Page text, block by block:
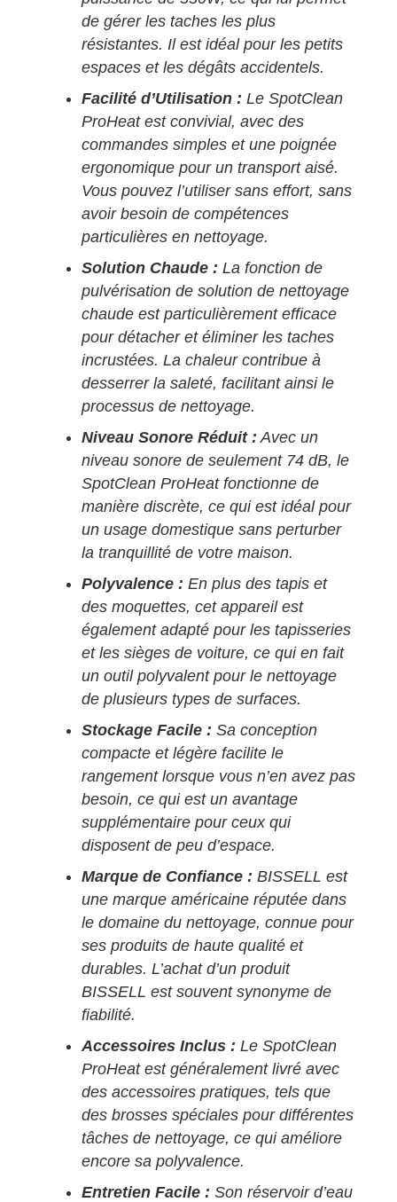
de gérer les taches les plus
résistantes. Il est idéal pour les petits
espaces et les dégâts accidentels.
Facilité d’Utilisation : Le SpotClean
ProHeat est convivial, avec des
commandes simples et une poignée
ergonomique pour un transport aisé.
Vous pouvez l’utiliser sans effort, sans
avoir besoin de compétences
particulières en nettoyage.
Solution Chaude : La fonction de
pulvérisation de solution de nettoyage
chaude est particulièrement efficace
pour détacher et éliminer les taches
incrustées. La chaleur contribue à
desserrer la saleté, facilitant ainsi le
processus de nettoyage.
Niveau Sonore Réduit : Avec un
niveau sonore de seulement 74 dB, le
SpotClean ProHeat fonctionne de
manière discrète, ce qui est idéal pour
un usage domestique sans perturber
la tranquillité de votre maison.
Polyvalence : En plus des tapis et
des moquettes, cet appareil est
également adapté pour les tapisseries
et les sièges de voiture, ce qui en fait
un outil polyvalent pour le nettoyage
de plusieurs types de surfaces.
Stockage Facile : Sa conception
compacte et légère facilite le
rangement lorsque vous n’en avez pas
besoin, ce qui est un avantage
supplémentaire pour ceux qui
disposent de peu d’espace.
Marque de Confiance : BISSELL est
une marque américaine réputée dans
le domaine du nettoyage, connue pour
ses produits de haute qualité et
durables. L’achat d’un produit
BISSELL est souvent synonyme de
fiabilité.
Accessoires Inclus : Le SpotClean
ProHeat est généralement livré avec
des accessoires pratiques, tels que
des brosses spéciales pour différentes
tâches de nettoyage, ce qui améliore
encore sa polyvalence.
Entretien Facile : Son réservoir d’eau